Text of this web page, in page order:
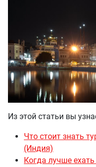
Из этой статьи вы
Что стоит знать
(Индия)
Когда лучше